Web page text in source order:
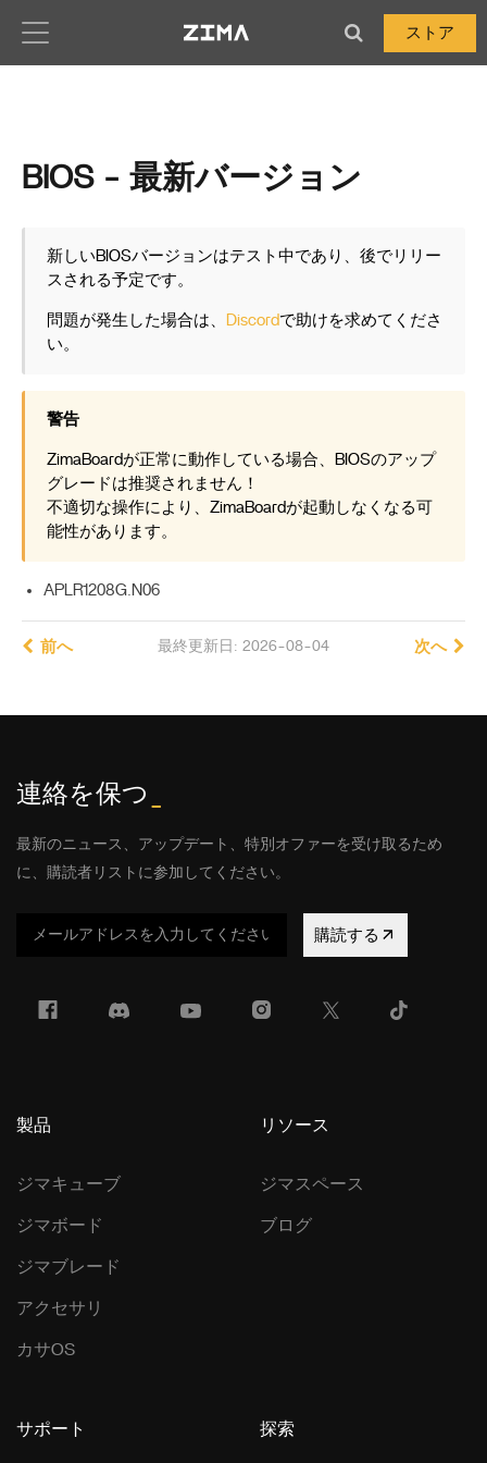
ストア
BIOS - 最新バージョン
新しいBIOSバージョンはテスト中であり、後でリリー
スされる予定です。
問題が発生した場合は、 Discordで助けを求めてくださ
い。
警告
ZimaBoardが正常に動作している場合、BIOSのアップ
グレードは推奨されません！
不適切な操作により、ZimaBoardが起動しなくなる可
能性があります。
APLR1208G.N06
最終更新日: 2026-08-04
前へ 次へ
連絡を保つ
最新のニュース、アップデート、特別オファーを受け取るため
に、購読者リストに参加してください。
購読する
製品
ジマキューブ
ジマボード
ジマブレード
アクセサリ
カサOS
リソース
ジマスペース
ブログ
サポート 探索